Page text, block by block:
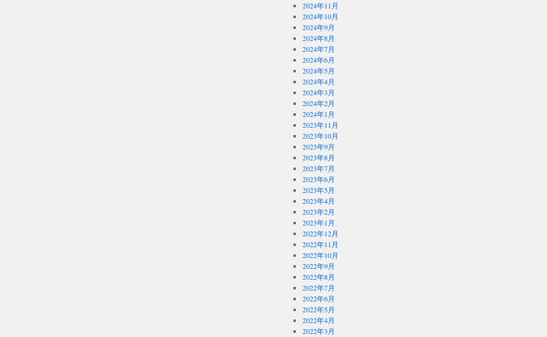
2024年11月
2024年10月
2024年9月
2024年8月
2024年7月
2024年6月
2024年5月
2024年4月
2024年3月
2024年2月
2024年1月
2023年11月
2023年10月
2023年9月
2023年8月
2023年7月
2023年6月
2023年5月
2023年4月
2023年2月
2023年1月
2022年12月
2022年11月
2022年10月
2022年9月
2022年8月
2022年7月
2022年6月
2022年5月
2022年4月
2022年3月